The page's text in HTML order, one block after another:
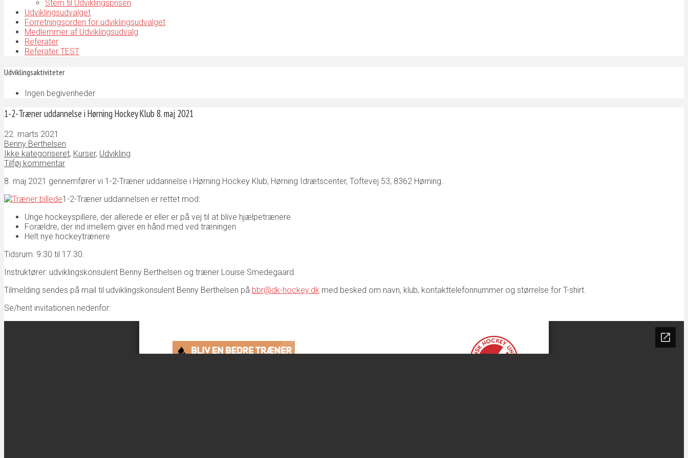
Stem til Udviklingsprisen
Udviklingsudvalget
Forretningsorden for udviklingsudvalget
Medlemmer af Udviklingsudvalg
Referater
Referater TEST
Udviklingsaktiviteter
Ingen begivenheder
1-2-Træner uddannelse i Hørning Hockey Klub 8. maj 2021
22. marts 2021
Benny Berthelsen
Ikke kategoriseret, Kurser, Udvikling
Tilføj kommentar
8. maj 2021 gennemfører vi 1-2-Træner uddannelse i Hørning Hockey Klub, Hørning Idrætscenter, Toftevej 53, 8362 Hørning.
1-2-Træner uddannelsen er rettet mod:
Unge hockeyspillere, der allerede er eller er på vej til at blive hjælpetrænere
Forældre, der ind imellem giver en hånd med ved træningen
Helt nye hockeytrænere
Tidsrum: 9.30 til 17.30.
Instruktører: udviklingskonsulent Benny Berthelsen og træner Louise Smedegaard.
Tilmelding sendes på mail til udviklingskonsulent Benny Berthelsen på bbr@dk-hockey.dk med besked om navn, klub, kontakttelefonnummer og størrelse for T-shirt.
Se/hent invitationen nedenfor: